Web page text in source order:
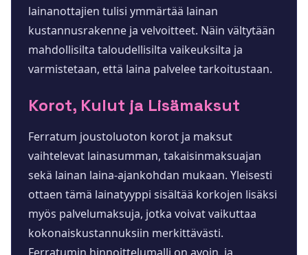
lainanottajien tulisi ymmärtää lainan
kustannusrakenne ja velvoitteet. Näin vältytään
mahdollisilta taloudellisilta vaikeuksilta ja
varmistetaan, että laina palvelee tarkoitustaan.
Korot, Kulut ja Lisämaksut
Ferratum joustoluoton korot ja maksut
vaihtelevat lainasumman, takaisinmaksuajan
sekä lainan laina-ajankohdan mukaan. Yleisesti
ottaen tämä lainatyyppi sisältää korkojen lisäksi
myös palvelumaksuja, jotka voivat vaikuttaa
kokonaiskustannuksiin merkittävästi.
Ferratumin hinnoittelumalli on avoin, ja